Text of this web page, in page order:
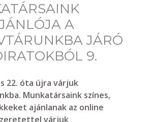
A
JÁRÓ
9.
22. óta újra várjuk
Munkatársaink színes,
ajánlanak az online
várjuk